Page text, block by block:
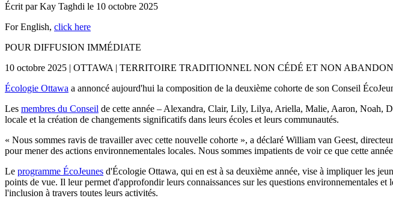
Écrit parKay Taghdi le 10 octobre 2025
For English, click here
POUR DIFFUSION IMMÉDIATE
10 octobre 2025 | OTTAWA | TERRITOIRE TRADITIONNEL NON CÉDÉ ET NON
Écologie Ottawa a annoncé aujourd'hui la composition de la deuxième cohorte de son Conseil
Les membres du Conseil de cette année – Alexandra, Clair, Lily, Lilya, Ariella, Malie, Aaron, Noah,
locale et la création de changements significatifs dans leurs écoles et leurs communautés.
« Nous sommes ravis de travailler avec cette nouvelle cohorte », a déclaré William van Geest,
pour mener des actions environnementales locales. Nous sommes impatients de voir ce que cette
Le programme ÉcoJeunes d'Écologie Ottawa, qui en est à sa deuxième année, vise à impliquer les
points de vue. Il leur permet d'approfondir leurs connaissances sur les questions environnementales
l'inclusion à travers toutes leurs activités.